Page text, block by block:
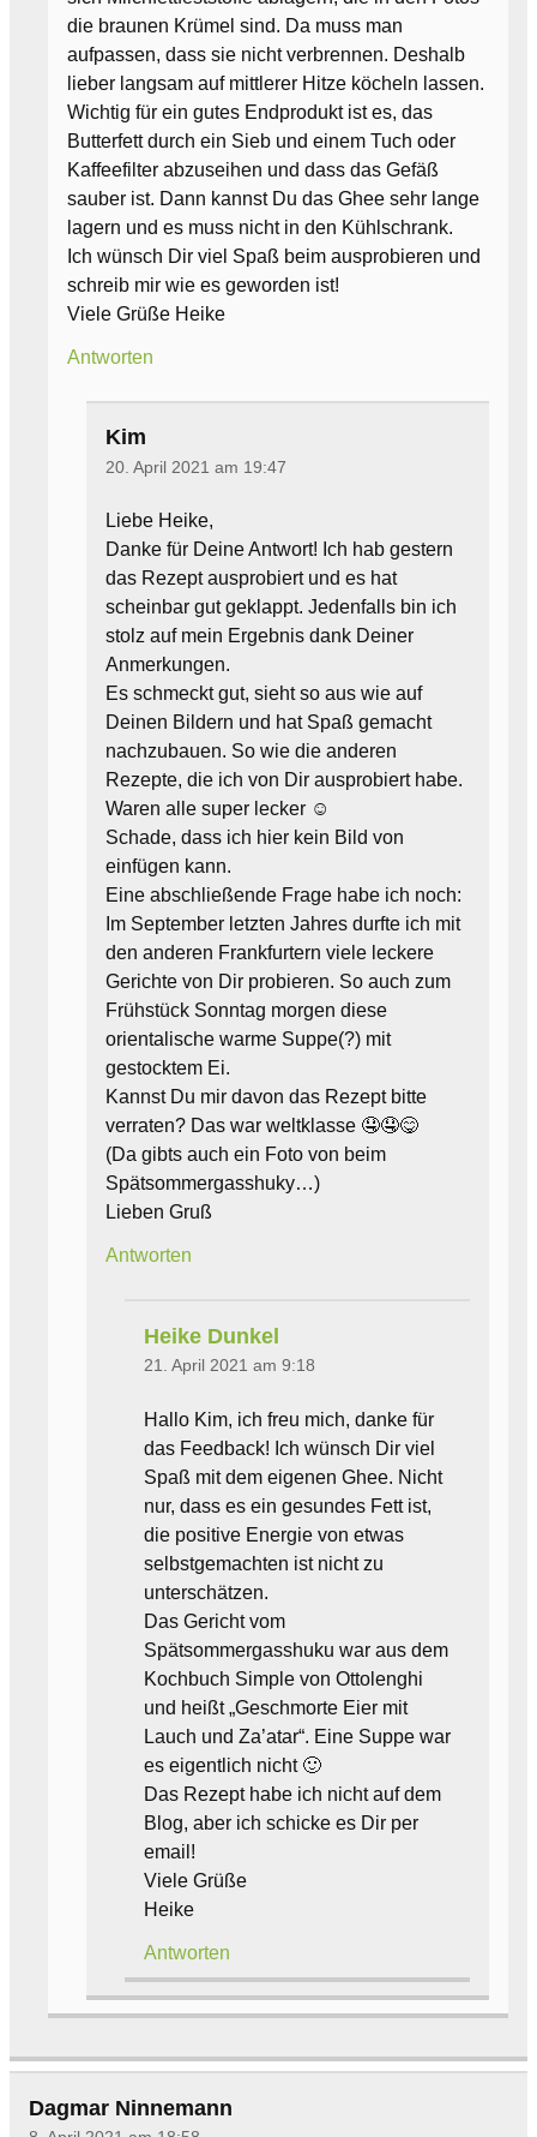
die braunen Krümel sind. Da muss man
aufpassen, dass sie nicht verbrennen. Deshalb
lieber langsam auf mittlerer Hitze köcheln lassen.
Wichtig für ein gutes Endprodukt ist es, das
Butterfett durch ein Sieb und einem Tuch oder
Kaffeefilter abzuseihen und dass das Gefäß
sauber ist. Dann kannst Du das Ghee sehr lange
lagern und es muss nicht in den Kühlschrank.
Ich wünsch Dir viel Spaß beim ausprobieren und
schreib mir wie es geworden ist!
Viele Grüße Heike
Antworten
Kim
20. April 2021 am 19:47
Liebe Heike,
Danke für Deine Antwort! Ich hab gestern
das Rezept ausprobiert und es hat
scheinbar gut geklappt. Jedenfalls bin ich
stolz auf mein Ergebnis dank Deiner
Anmerkungen.
Es schmeckt gut, sieht so aus wie auf
Deinen Bildern und hat Spaß gemacht
nachzubauen. So wie die anderen
Rezepte, die ich von Dir ausprobiert habe.
Waren alle super lecker ☺️
Schade, dass ich hier kein Bild von
einfügen kann.
Eine abschließende Frage habe ich noch:
Im September letzten Jahres durfte ich mit
den anderen Frankfurtern viele leckere
Gerichte von Dir probieren. So auch zum
Frühstück Sonntag morgen diese
orientalische warme Suppe(?) mit
gestocktem Ei.
Kannst Du mir davon das Rezept bitte
verraten? Das war weltklasse 🤤🤤😋
(Da gibts auch ein Foto von beim
Spätsommergasshuky…)
Lieben Gruß
Antworten
Heike Dunkel
21. April 2021 am 9:18
Hallo Kim, ich freu mich, danke für
das Feedback! Ich wünsch Dir viel
Spaß mit dem eigenen Ghee. Nicht
nur, dass es ein gesundes Fett ist,
die positive Energie von etwas
selbstgemachten ist nicht zu
unterschätzen.
Das Gericht vom
Spätsommergasshuku war aus dem
Kochbuch Simple von Ottolenghi
und heißt „Geschmorte Eier mit
Lauch und Za’atar“. Eine Suppe war
es eigentlich nicht 🙂
Das Rezept habe ich nicht auf dem
Blog, aber ich schicke es Dir per
email!
Viele Grüße
Heike
Antworten
Dagmar Ninnemann